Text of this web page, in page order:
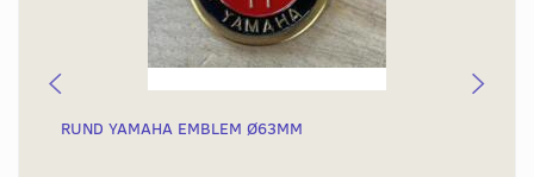
RUND YAMAHA EMBLEM Ø63MM